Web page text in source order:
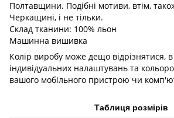
Полтавщини. Подібні мотиви, втім,
Черкащині, і не тільки.
Склад тканини: 100% льон
Машинна вишивка
Колір виробу може дещо відрізнятися, в
індивідуальних налаштувань та
вашого мобільного пристрою чи
Таблиця розмірів